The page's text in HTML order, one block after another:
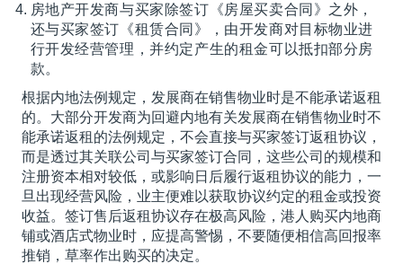
房地产开发商与买家除签订《房屋买卖合同》之外，
还与买家签订《租赁合同》，由开发商对目标物业进
行开发经营管理，并约定产生的租金可以抵扣部分房
款。
根据内地法例规定，发展商在销售物业时是不能承诺返租
的。大部分开发商为回避内地有关发展商在销售物业时不
能承诺返租的法例规定，不会直接与买家签订返租协议，
而是透过其关联公司与买家签订合同，这些公司的规模和
注册资本相对较低，或影响日后履行返租协议的能力，一
旦出现经营风险，业主便难以获取协议约定的租金或投资
收益。签订售后返租协议存在极高风险，港人购买内地商
铺或酒店式物业时，应提高警惕，不要随便相信高回报率
推销，草率作出购买的决定。